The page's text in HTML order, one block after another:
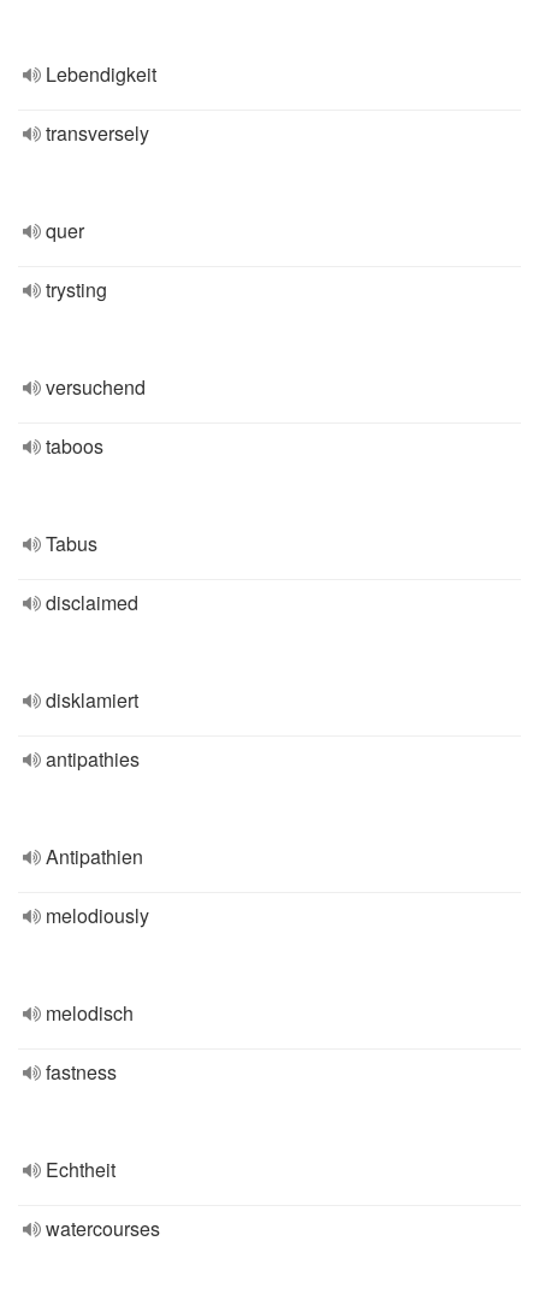
Lebendigkeit
transversely
quer
trysting
versuchend
taboos
Tabus
disclaimed
disklamiert
antipathies
Antipathien
melodiously
melodisch
fastness
Echtheit
watercourses